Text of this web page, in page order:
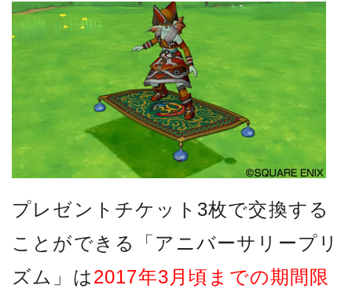
プレゼントチケット3枚で交換する
ことができる「アニバーサリープリ
ズム」は2017年3月頃までの期間限